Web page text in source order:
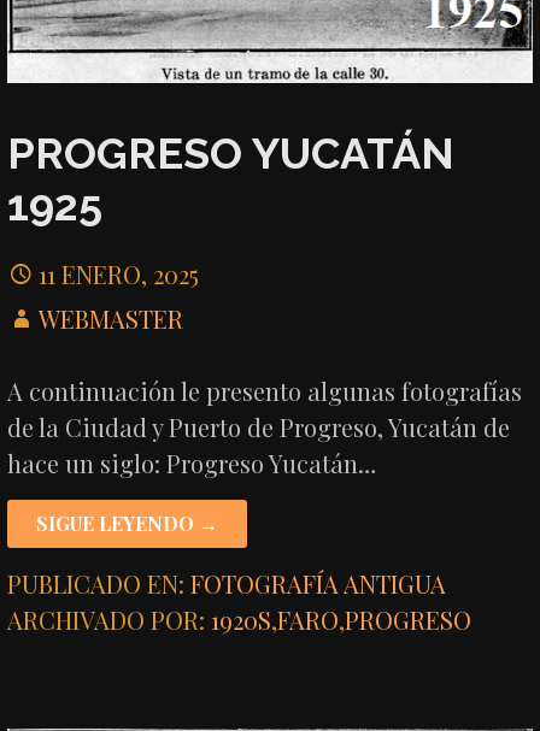
PROGRESO YUCATÁN
1925
11 ENERO, 2025
WEBMASTER
A continuación le presento algunas fotografías
de la Ciudad y Puerto de Progreso, Yucatán de
hace un siglo: Progreso Yucatán…
SIGUE LEYENDO →
PUBLICADO EN:FOTOGRAFÍA ANTIGUA
ARCHIVADO POR:1920S,FARO,PROGRESO